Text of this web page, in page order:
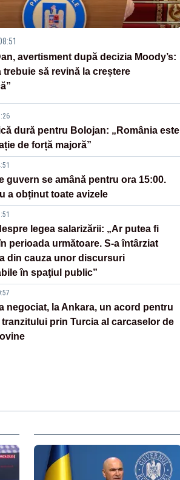
avertisment după decizia Moody’s:
trebuie să revină la creștere
dură pentru Bolojan: „România este
de forță majoră”
guvern se amână pentru ora 15:00.
a obținut toate avizele
legea salarizării: „Ar putea fi
perioada următoare. S-a întârziat
din cauza unor discursuri
în spaţiul public”
negociat, la Ankara, un acord pentru
prin Turcia al carcaselor de